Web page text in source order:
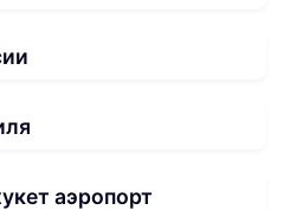
аэропорт